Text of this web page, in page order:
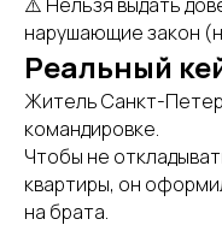
нарушающие закон
Реальный
Житель Санкт-
командировке.
Чтобы не
квартиры, он
на брата.